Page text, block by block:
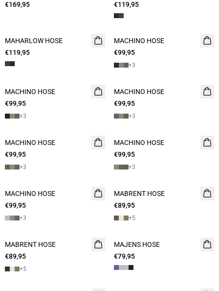
€169,95
€119,95
NEUHEIT
MAHARLOW HOSE
€119,95
NEUHEIT
MACHINO HOSE
€99,95
+3
NEUHEIT
MACHINO HOSE
€99,95
+3
MACHINO HOSE
€99,95
+3
NEUHEIT
MACHINO HOSE
€99,95
+3
NEUHEIT
MACHINO HOSE
€99,95
+3
NEUHEIT
MACHINO HOSE
€99,95
+3
NEUHEIT
2 FOR 130
MABRENT HOSE
€89,95
+5
2 FOR 130
MABRENT HOSE
€89,95
+5
MAJENS HOSE
€79,95